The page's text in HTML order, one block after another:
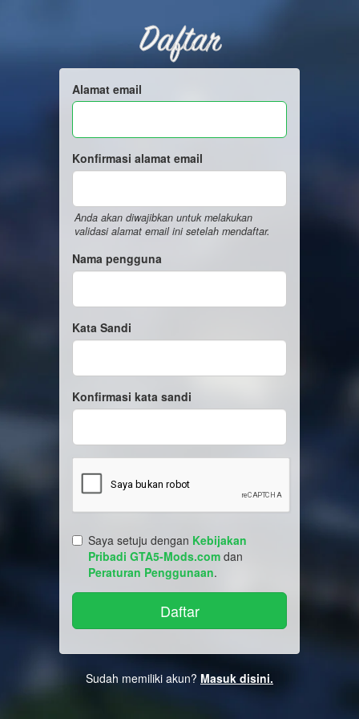
Daftar
Alamat email
Konfirmasi alamat email
Anda akan diwajibkan untuk melakukan
validasi alamat email ini setelah mendaftar.
Nama pengguna
Kata Sandi
Konfirmasi kata sandi
Saya setuju dengan Kebijakan
Pribadi GTA5-Mods.com dan
Peraturan Penggunaan.
Sudah memiliki akun? Masuk disini.